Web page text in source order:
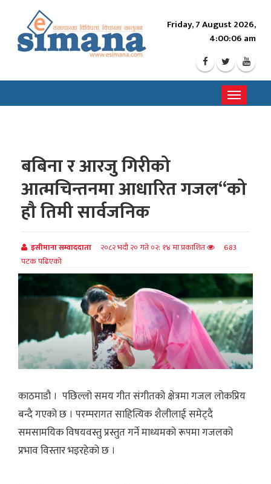
Friday, 7 August 2026,
4:00:08 am
Toggle
बबिना र आरजु गिरीको
आत्मचिन्तनमा आधारित गजल“को
हौ तिमी सार्वजनिक
इसीमाना सम्वाददाता २०८२ भदौ २० गते ०२: १४ मा प्रकाशित
683
पटक पढिएको
काठमाडौ । पछिल्लो समय गीत संगीतको क्षेत्रमा गजल लोकप्रिय
बन्दै गएको छ । परम्परागत साहित्यिक शैलीलाई समेट्दै
समसामयिक विषयवस्तु प्रस्तुत गर्ने माध्यमको रूपमा गजलको
प्रभाव विस्तार भइरहेको छ ।